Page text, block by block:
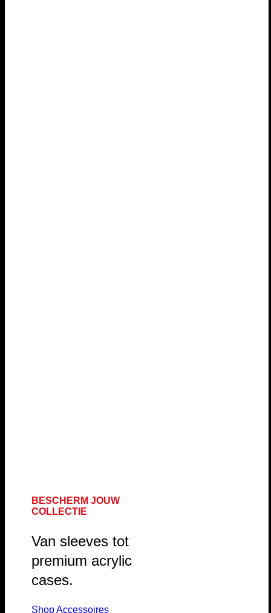
BESCHERM JOUW
COLLECTIE
Van sleeves tot
premium acrylic
cases.
Shop Accessoires